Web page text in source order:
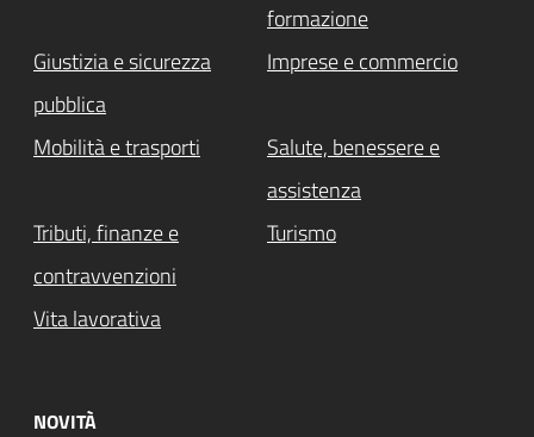
formazione
Giustizia e sicurezza
pubblica
Imprese e commercio
Mobilità e trasporti
Salute, benessere e
assistenza
Tributi, finanze e
contravvenzioni
Turismo
Vita lavorativa
NOVITÀ